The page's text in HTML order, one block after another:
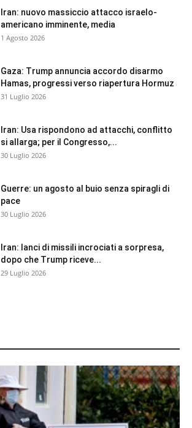
Iran: nuovo massiccio attacco israelo-
americano imminente, media
1 Agosto 2026
Gaza: Trump annuncia accordo disarmo
Hamas, progressi verso riapertura Hormuz
31 Luglio 2026
Iran: Usa rispondono ad attacchi, conflitto
si allarga; per il Congresso,...
30 Luglio 2026
Guerre: un agosto al buio senza spiragli di
pace
30 Luglio 2026
Iran: lanci di missili incrociati a sorpresa,
dopo che Trump riceve...
29 Luglio 2026